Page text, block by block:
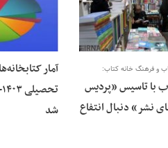
و فرهنگ خانه کتاب:
با تاسیس «پردیس
نشر» دنبال انتفاع
آمار
شد